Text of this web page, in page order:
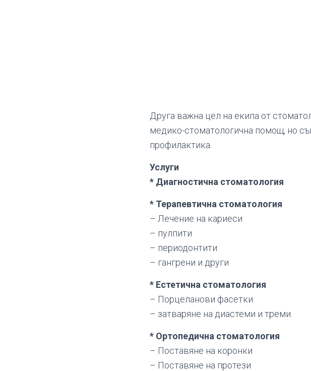
Друга важна цел на екипа от
медико-стоматологична помощ, но
профилактика.
Услуги
* Диагностична стоматология
* Терапевтична стоматология
– Лечение на кариеси
– пулпити
– периодонтити
– гангрени и други
* Естетична стоматология
– Порцеланови фасетки
– затваряне на диастеми и треми
* Ортопедична стоматология
– Поставяне на коронки
– Поставяне на протези